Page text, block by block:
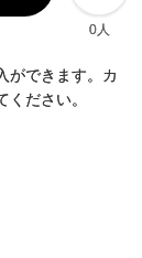
0人
ができます。カ
ださい。